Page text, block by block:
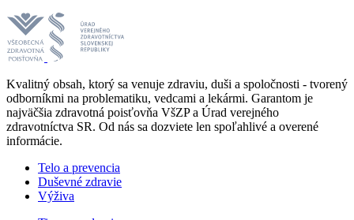
Kvalitný obsah, ktorý sa venuje zdraviu, duši a spoločnosti - tvorený
odborníkmi na problematiku, vedcami a lekármi. Garantom je
najväčšia zdravotná poisťovňa VšZP a Úrad verejného
zdravotníctva SR. Od nás sa dozviete len spoľahlivé a overené
informácie.
Telo a prevencia
Duševné zdravie
Výživa